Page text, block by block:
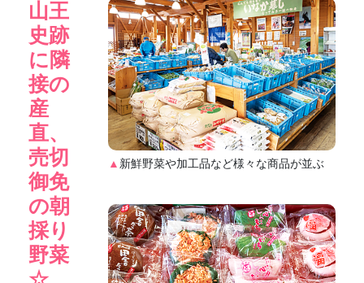
山王
史跡
に隣
接の
産
直、
売切
御免
の朝
採り
野菜
▲ 新鮮野菜や加工品など様々な商品が並ぶ